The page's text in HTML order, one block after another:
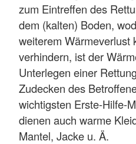
zum Eintreffen des
dem (kalten) Boden,
weiterem Wärmeverlust
verhindern, ist der
Unterlegen einer
Zudecken des
wichtigsten Erste-Hilfe-
dienen auch warme
Mantel, Jacke u. Ä.